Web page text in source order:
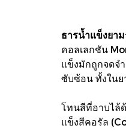
ธารน้ำแข็งยา
คอลเลกชัน
แข็งมักถูกจดจ
ซับซ้อน ทั้งในย
โทนสีที่อาบไล้
แข็งสีคอรัล